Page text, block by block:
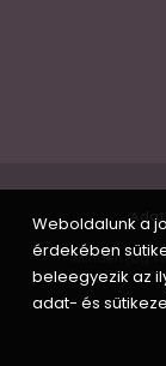
Minden jog
Weboldalunk a
érdekében
beleegyezik az
adat- és